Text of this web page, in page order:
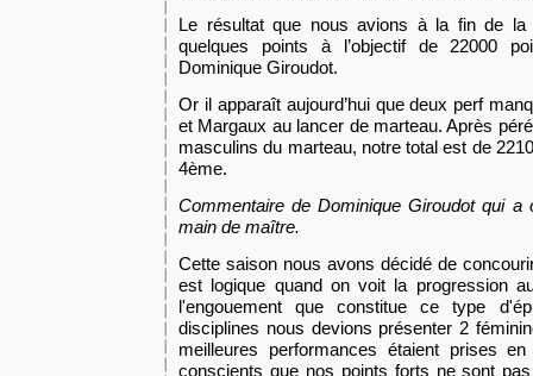
Le résultat que nous avions à la fin de la
quelques points à l’objectifde 22000
Dominique Giroudot.
Or il apparaît aujourd’hui que deux perf
et Margaux au lancer de marteau. Après
masculins du marteau, notre total est de
4ème.
Commentaire de Dominique Giroudot qui a
main de maître.
Cette saison nous avons décidé de
est logique quand on voit la progression
l'engouement que constitue ce type
disciplines nous devions présenter 2
meilleures performances étaient prises
conscients que nos points forts ne sont